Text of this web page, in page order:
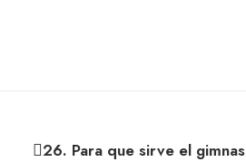
26. Para que sirve el